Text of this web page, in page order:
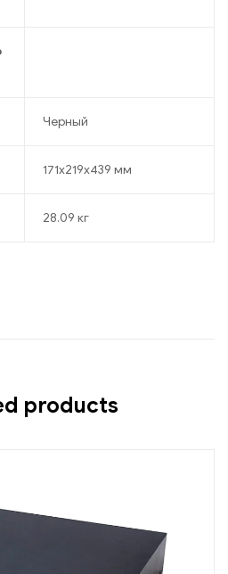
Черный
171x219x439 мм
28.09 кг
products